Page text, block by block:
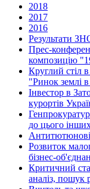
2018
2017
2016
Результати
Прес-
композицію
Круглий стіл
"Ринок землі
Інвестор в
курортів
до цього
Антитютюнові
Розвиток
бізнес-
Критичний
аналіз, пошук